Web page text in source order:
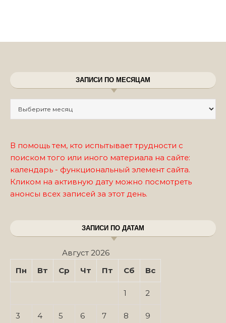
ЗАПИСИ ПО МЕСЯЦАМ
В помощь тем, кто испытывает трудности с
поиском того или иного материала на сайте:
календарь - функциональный элемент сайта.
Кликом на активную дату можно посмотреть
анонсы всех записей за этот день.
ЗАПИСИ ПО ДАТАМ
Август 2026
Пн
Вт Ср Чт Пт Сб Вс
1 2
3 4 5 6 7 8 9